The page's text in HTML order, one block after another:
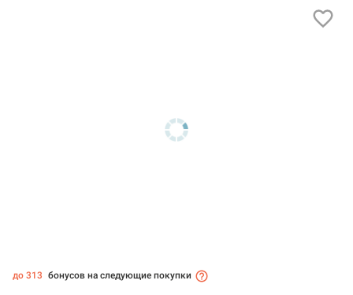
до 313 бонусов на следующие покупки